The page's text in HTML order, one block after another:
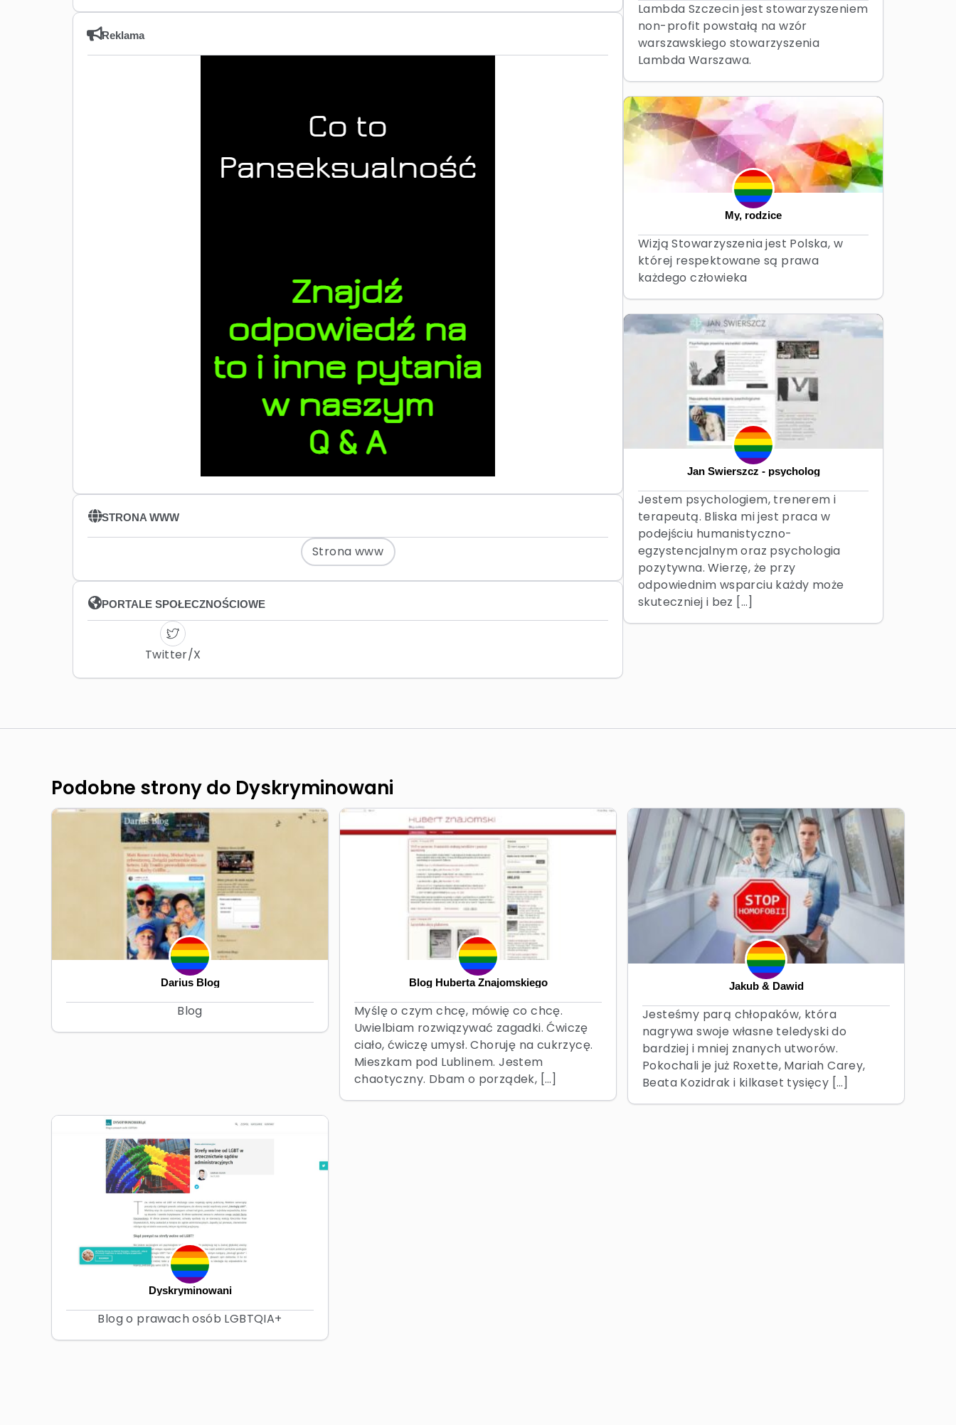
Reklama
STRONA WWW
Strona www
PORTALE SPOŁECZNOŚCIOWE
Twitter/X
Lambda Szczecin jest stowarzyszeniem
non-profit powstałą na wzór
warszawskiego stowarzyszenia
Lambda Warszawa.
My, rodzice
Wizją Stowarzyszenia jest Polska, w
której respektowane są prawa
każdego człowieka
Jan Świerszcz - psycholog
Jestem psychologiem, trenerem i
terapeutą. Bliska mi jest praca w
podejściu humanistyczno-
egzystencjalnym oraz psychologia
pozytywna. Wierzę, że przy
odpowiednim wsparciu każdy może
skuteczniej i bez […]
Podobne strony do Dyskryminowani
Darius Blog
Blog
Blog Huberta Znajomskiego
Myślę o czym chcę, mówię co chcę.
Uwielbiam rozwiązywać zagadki. Ćwiczę
ciało, ćwiczę umysł. Choruję na cukrzycę.
Mieszkam pod Lublinem. Jestem
chaotyczny. Dbam o porządek, […]
Jakub & Dawid
Jesteśmy parą chłopaków, która
nagrywa swoje własne teledyski do
bardziej i mniej znanych utworów.
Pokochali je już Roxette, Mariah Carey,
Beata Kozidrak i kilkaset tysięcy […]
Dyskryminowani
Blog o prawach osób LGBTQIA+